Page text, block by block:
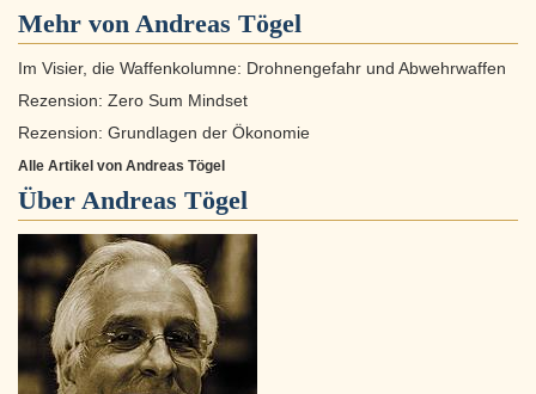
Mehr von Andreas Tögel
Im Visier, die Waffenkolumne: Drohnengefahr und Abwehrwaffen
Rezension: Zero Sum Mindset
Rezension: Grundlagen der Ökonomie
Alle Artikel von Andreas Tögel
Über Andreas Tögel